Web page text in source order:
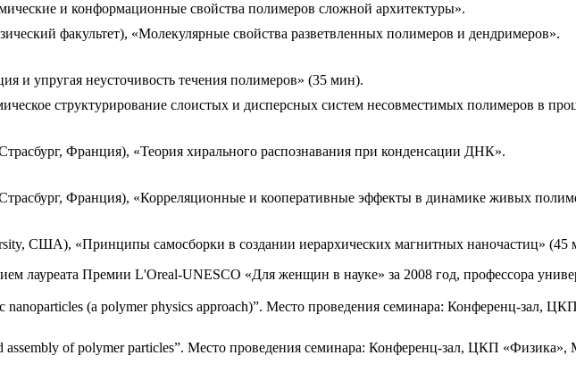
и конформационные свойства полимеров сложной архитектуры».
факультет), «Молекулярные свойства разветвленных полимеров и дендримеров».
упругая неусточивость течения полимеров» (35 мин).
структурирование слоистых и дисперсных систем несовместимых полимеров в
Франция), «Теория хирального распознавания при конденсации ДНК».
Франция), «Корреляционные и кооперативные эффекты в динамике живых
США), «Принципы самосборки в создании иерархических магнитных наночастиц» (45
лауреата Премии L'Oreal-UNESCO «Для женщин в науке» за 2008 год, профессора
nanoparticles (a polymer physics approach)”. Место проведения семинара: Конференц-зал,
assembly of polymer particles”. Место проведения семинара: Конференц-зал, ЦКП